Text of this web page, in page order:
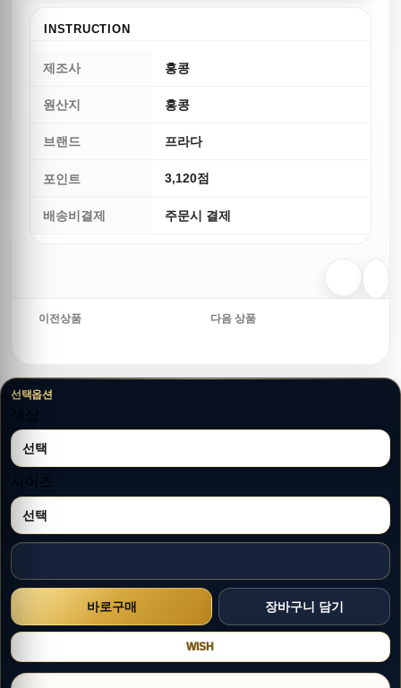
INSTRUCTION
제조사 홍콩
원산지 홍콩
브랜드 프라다
포인트 3,120점
배송비결제 주문시 결제
이전상품 다음 상품
선택옵션
색상
사이즈
WISH